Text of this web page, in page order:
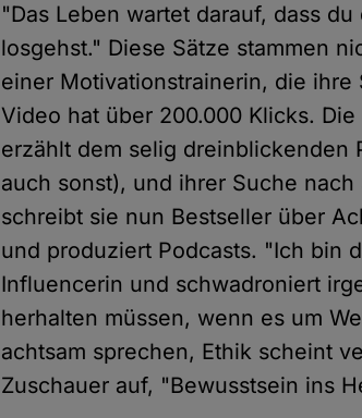
"Das Leben wartet darauf, dass
losgehst." Diese Sätze stammen
einer Motivationstrainerin, die ihre
Video hat über 200.000 Klicks.
erzählt dem selig dreinblickenden
auch sonst), und ihrer Suche
schreibt sie nun Bestseller über
und produziert Podcasts. "Ich bin
Influencerin und schwadroniert
herhalten müssen, wenn es um
achtsam sprechen, Ethik scheint
Zuschauer auf, "Bewusstsein ins